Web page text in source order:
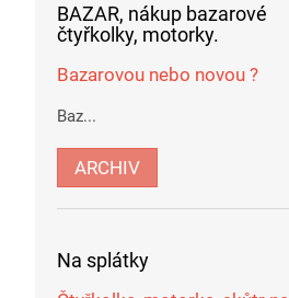
BAZAR, nákup bazarové
čtyřkolky, motorky.
Bazarovou nebo novou ?
Baz...
ARCHIV
Na splátky